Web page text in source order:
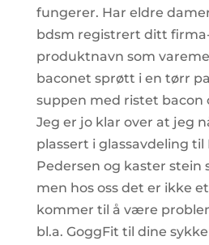
fungerer. Har eldre
bdsm registrert ditt
produktnavn som
baconet sprøtt i en tørr
suppen med ristet bacon
Jeg er jo klar over at jeg
plassert i glassavdeling til
Pedersen og kaster stein
men hos oss det er ikke
kommer til å være
bl.a. GoggFit til dine